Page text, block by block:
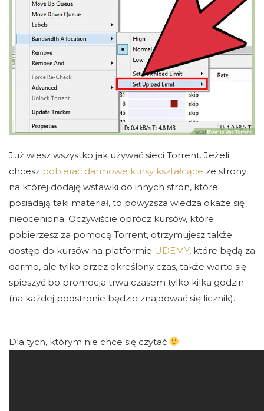
Już wiesz wszystko jak używać sieci Torrent. Jeżeli
chcesz pobierać darmowe kursy kształcące ze strony
na której dodaję wstawki do innych stron, które
posiadają taki materiał, to powyższa wiedza okaże się
nieoceniona. Oczywiście oprócz kursów, które
pobierzesz za pomocą Torrent, otrzymujesz także
dostęp do kursów na platformie UDEMY, które będą za
darmo, ale tylko przez określony czas, także warto się
spieszyć bo promocja trwa czasem tylko kilka godzin
(na każdej podstronie będzie znajdować się licznik).
Dla tych, którym nie chce się czytać